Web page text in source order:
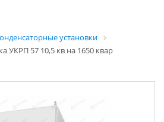
установки
УКРП 57 10,5 кв на 1650 квар